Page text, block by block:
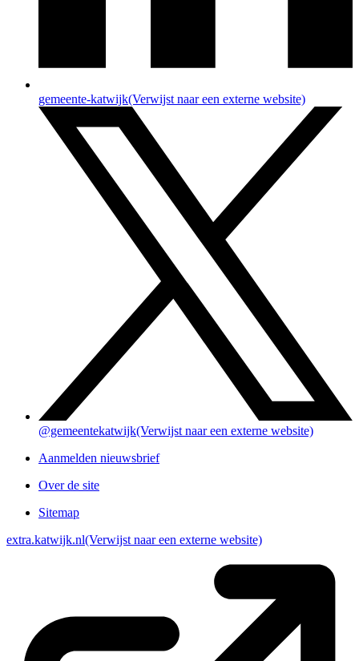
gemeente-katwijk(Verwijst naar een externe website)
@gemeentekatwijk(Verwijst naar een externe website)
Aanmelden nieuwsbrief
Over de site
Sitemap
extra.katwijk.nl(Verwijst naar een externe website)